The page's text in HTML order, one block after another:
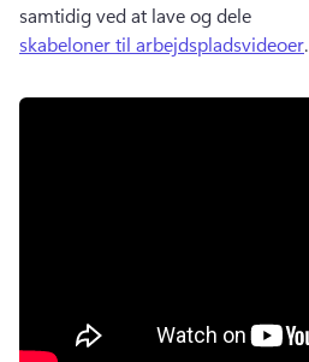
samtidig ved at lave og dele
skabeloner til arbejdspladsvideoer.